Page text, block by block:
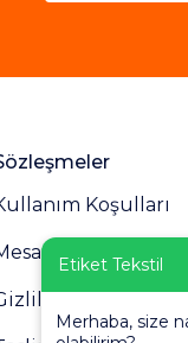
Koşulları
Satış
Politikası
Etiket Tekstil
Merhaba, size